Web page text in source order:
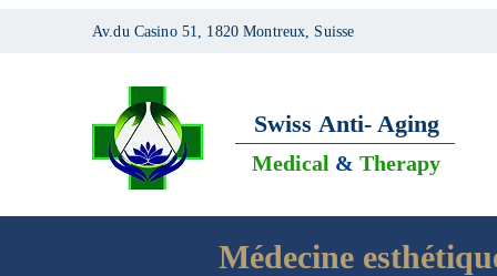
Av.du Casino 51, 1820 Montreux, Suisse
Swiss Anti- Aging
Medical & Therapy
Médecine